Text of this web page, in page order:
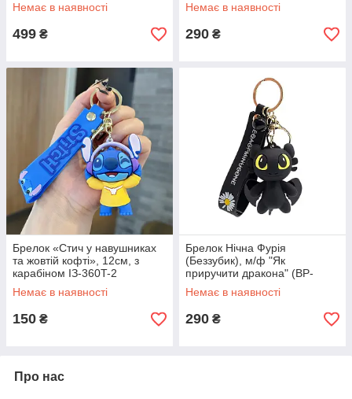
Немає в наявності
499 ₴
Немає в наявності
290 ₴
Брелок «Стич у навушниках
та жовтій кофті», 12см, з
карабіном ІЗ-360T-2
Немає в наявності
150 ₴
Брелок Нічна Фурія
(Беззубик), м/ф "Як
приручити дракона" (BP-
360T-5)
Немає в наявності
290 ₴
Про нас